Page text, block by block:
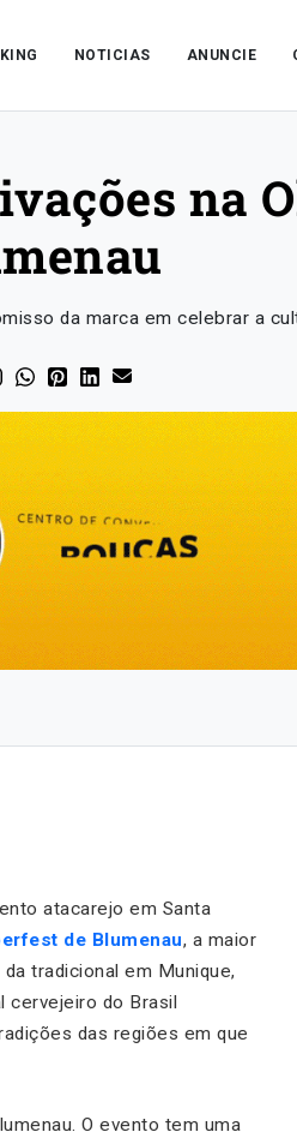
NOTICIAS ANUNCIE
na
da marca em celebrar a
atacarejo em Santa
de Blumenau, a maior
tradicional em Munique,
cervejeiro do Brasil
das regiões em que
O evento tem uma